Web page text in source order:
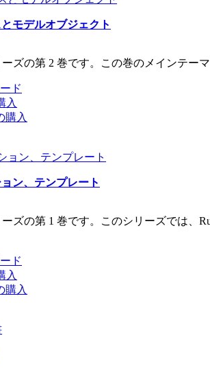
モデルオブジェクト
ズの第 2 巻です。この巻のメインテー
ド
入
購入
ン、テンプレート
ズの第 1 巻です。このシリーズでは
ド
入
購入